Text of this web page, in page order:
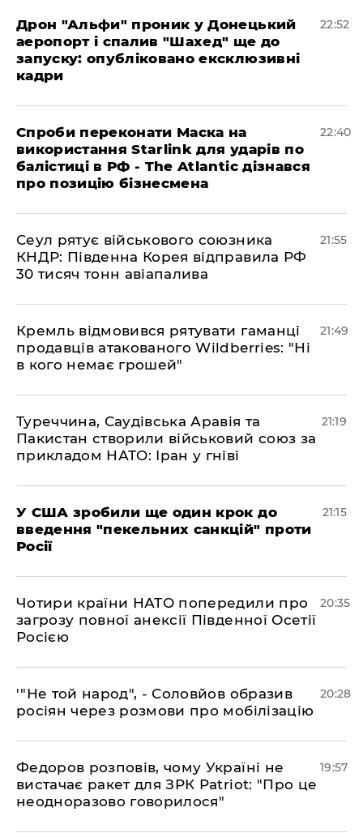
​Дрон "Альфи" проник у Донецький
аеропорт і спалив "Шахед" ще до
запуску: опубліковано ексклюзивні
кадри
22:52
​Спроби переконати Маска на
використання Starlink для ударів по
балістиці в РФ - The Atlantic дізнався
про позицію бізнесмена
22:40
​Сеул рятує військового союзника
КНДР: Південна Корея відправила РФ
30 тисяч тонн авіапалива
21:55
​Кремль відмовився рятувати гаманці
продавців атакованого Wildberries: "Ні
в кого немає грошей"
21:49
​Туреччина, Саудівська Аравія та
Пакистан створили військовий союз за
прикладом НАТО: Іран у гніві
21:19
​У США зробили ще один крок до
введення "пекельних санкцій" проти
Росії
21:15
​Чотири країни НАТО попередили про
загрозу повної анексії Південної Осетії
Росією
20:35
​'"Не той народ", - Соловйов образив
росіян через розмови про мобілізацію
20:28
​Федоров розповів, чому Україні не
вистачає ракет для ЗРК Patriot: "Про це
неодноразово говорилося"
19:57